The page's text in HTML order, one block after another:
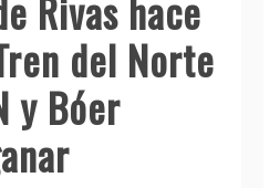
del Norte
y Bóer